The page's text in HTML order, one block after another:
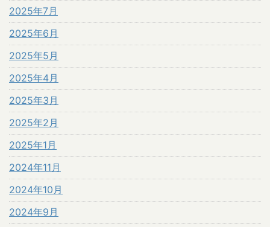
2025年7月
2025年6月
2025年5月
2025年4月
2025年3月
2025年2月
2025年1月
2024年11月
2024年10月
2024年9月